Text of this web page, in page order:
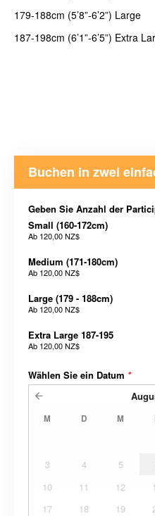
179-188cm (5’8”-6’2”) Large
187-198cm (6’1”-6’5”) Extra
Buchen in zwei
Geben Sie Anzahl der
Small (160-172cm)
Ab 120,00 NZ$
Medium (171-180cm)
Ab 120,00 NZ$
Large (179 - 188cm)
Ab 120,00 NZ$
Extra Large 187-195
Ab 120,00 NZ$
Wählen Sie ein Datum *
M D M
3
4 5
10
11 12
17
18 19